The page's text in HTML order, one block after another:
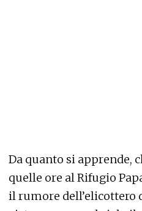
Da quanto si apprende,
quelle ore al Rifugio
il rumore dell’elicottero